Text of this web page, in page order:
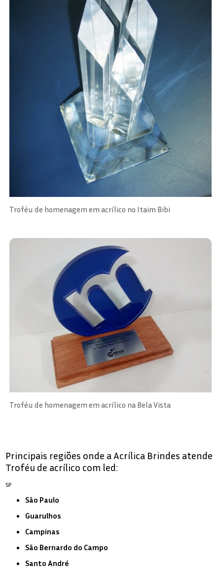
Troféu de homenagem em acrílico no Itaim Bibi
Troféu de homenagem em acrílico na Bela Vista
Principais regiões onde a Acrílica Brindes atende
Troféu de acrílico com led:
SP
São Paulo
Guarulhos
Campinas
São Bernardo do Campo
Santo André